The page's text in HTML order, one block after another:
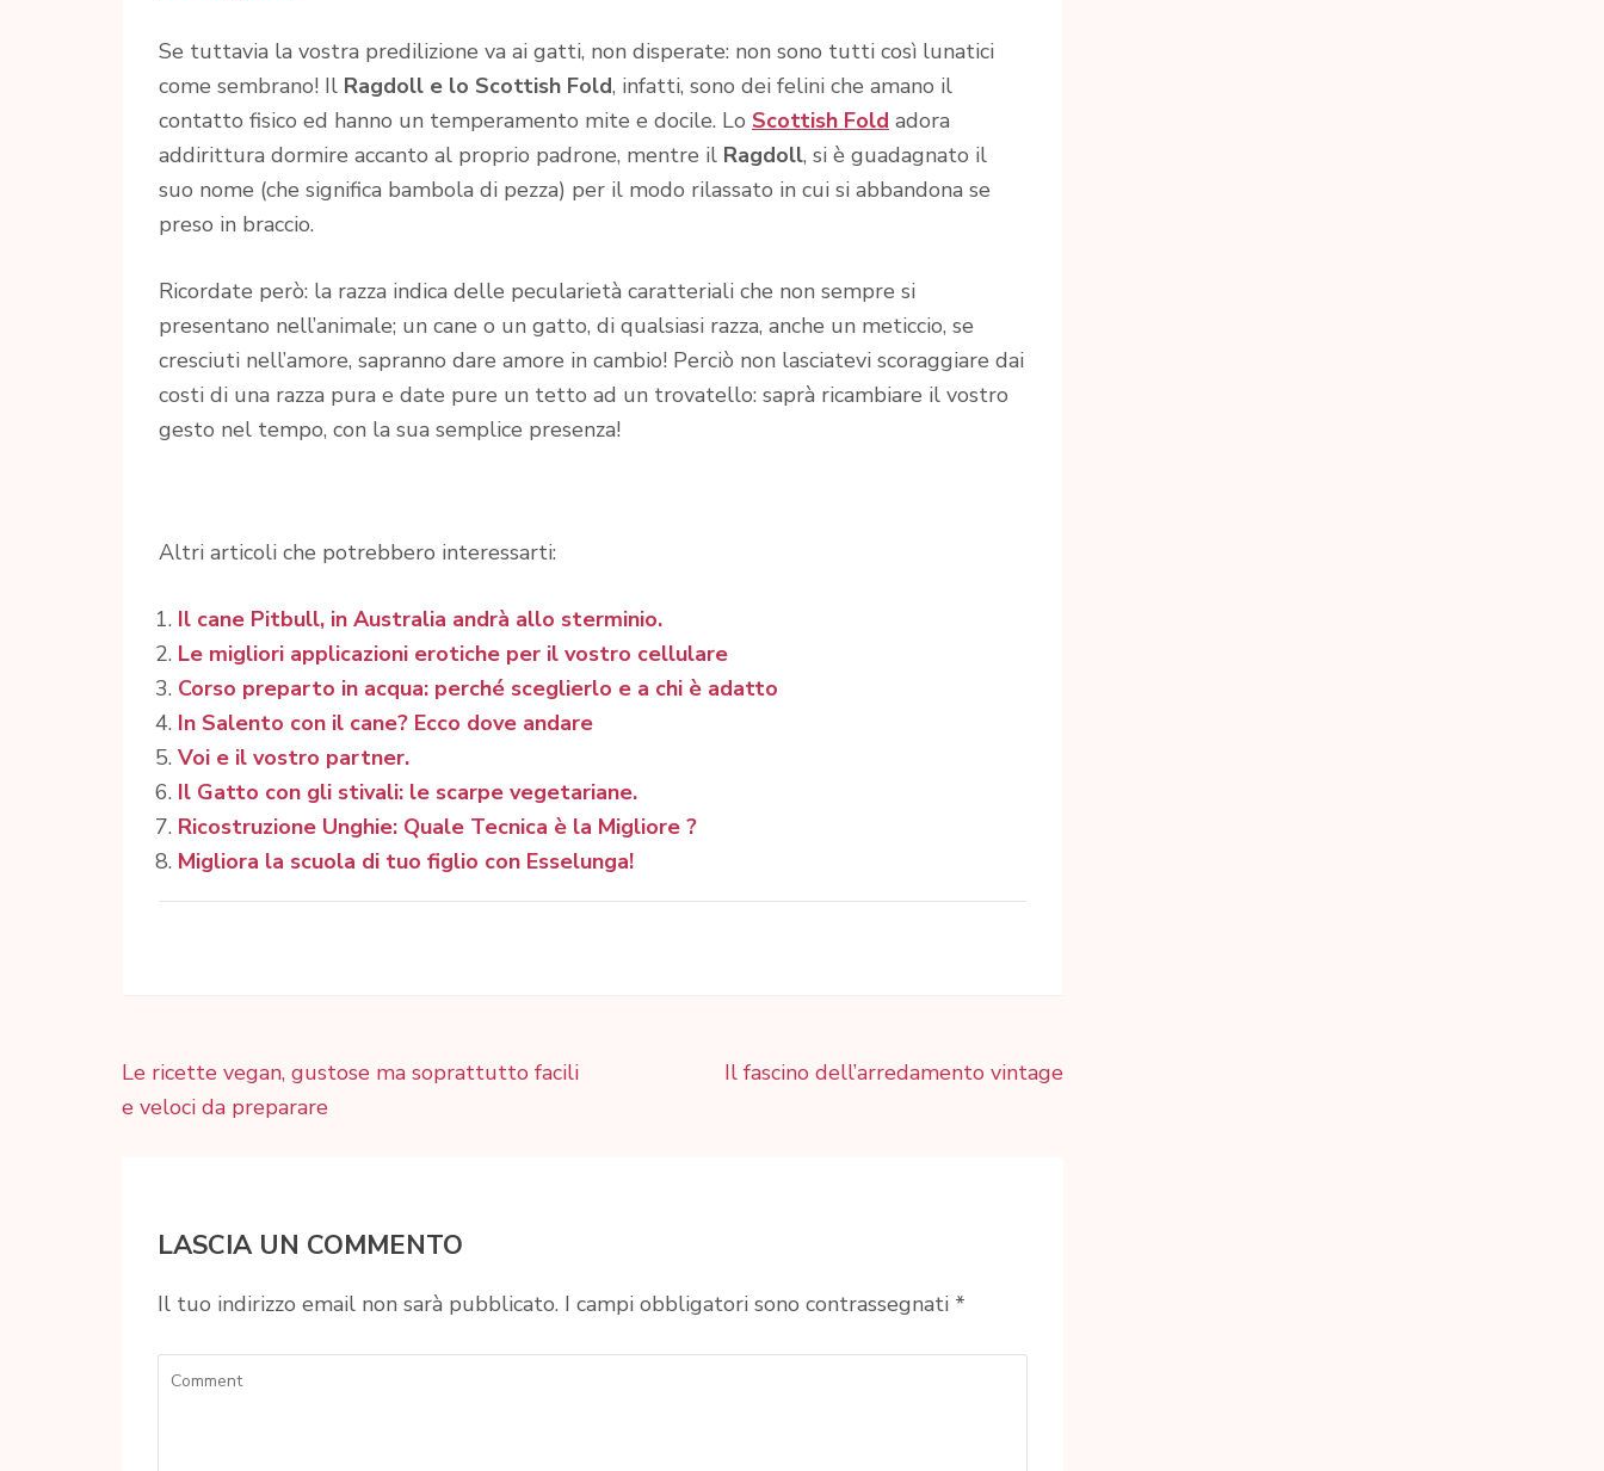
Se tuttavia la vostra predilizione va ai gatti, non disperate: non sono tutti così lunatici
come sembrano! Il Ragdoll e lo Scottish Fold, infatti, sono dei felini che amano il
contatto fisico ed hanno un temperamento mite e docile. Lo Scottish Fold adora
addirittura dormire accanto al proprio padrone, mentre il Ragdoll, si è guadagnato il
suo nome (che significa bambola di pezza) per il modo rilassato in cui si abbandona se
preso in braccio.
Ricordate però: la razza indica delle pecularietà caratteriali che non sempre si
presentano nell’animale; un cane o un gatto, di qualsiasi razza, anche un meticcio, se
cresciuti nell’amore, sapranno dare amore in cambio! Perciò non lasciatevi scoraggiare dai
costi di una razza pura e date pure un tetto ad un trovatello: saprà ricambiare il vostro
gesto nel tempo, con la sua semplice presenza!
Altri articoli che potrebbero interessarti:
Il cane Pitbull, in Australia andrà allo sterminio.
Le migliori applicazioni erotiche per il vostro cellulare
Corso preparto in acqua: perché sceglierlo e a chi è adatto
In Salento con il cane? Ecco dove andare
Voi e il vostro partner.
Il Gatto con gli stivali: le scarpe vegetariane.
Ricostruzione Unghie: Quale Tecnica è la Migliore ?
Migliora la scuola di tuo figlio con Esselunga!
Navigazione
articoli
Le ricette vegan, gustose ma soprattutto facili
e veloci da preparare
Il fascino dell’arredamento vintage
LASCIA UN COMMENTO
Il tuo indirizzo email non sarà pubblicato. I campi obbligatori sono contrassegnati *
Comment